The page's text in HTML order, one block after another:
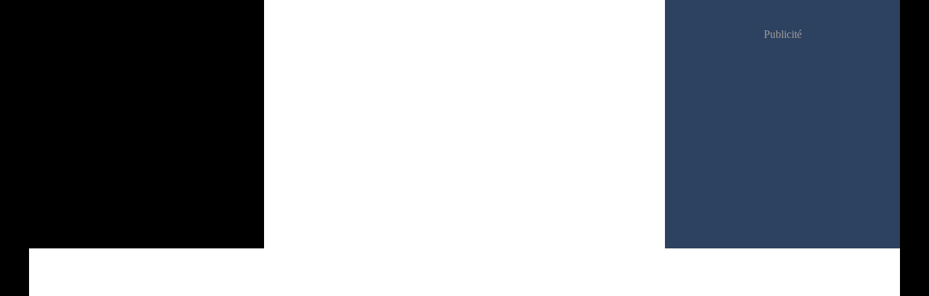
Publicité